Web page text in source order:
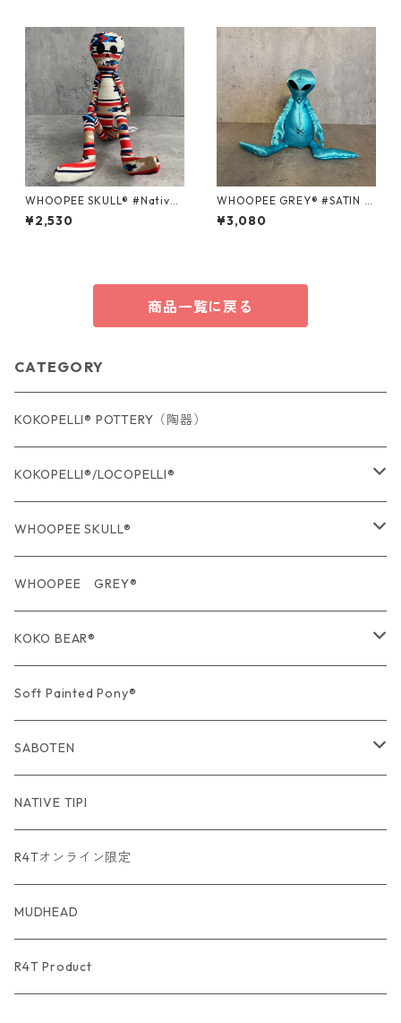
WHOOPEE SKULL® #Native
Rug series /Mサイズ
¥2,530
WHOOPEE GREY® #SATIN B
LUE/Mサイズ
¥3,080
商品一覧に戻る
CATEGORY
KOKOPELLI® POTTERY（陶器）
KOKOPELLI®/LOCOPELLI®
USA Fabric series数量限定
期間限定商品
WHOOPEE SKULL®
USA Fabric series数量限定
期間限定商品
WHOOPEE GREY®
KOKO BEAR®
USA Fabric series数量限定
Soft Painted Pony®
SABOTEN
USA Fabric series数量限定
NATIVE TIPI
R4Tオンライン限定
MUDHEAD
R4T Product